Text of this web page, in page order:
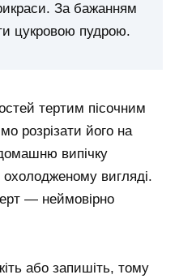
За бажанням
цукровою пудрою.
тертим пісочним
розрізати його на
випічку
вигляді.
— неймовірно
або запишіть, тому